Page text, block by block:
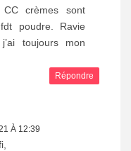
crèmes sont
poudre. Ravie
toujours mon
Répondre
À 12:39